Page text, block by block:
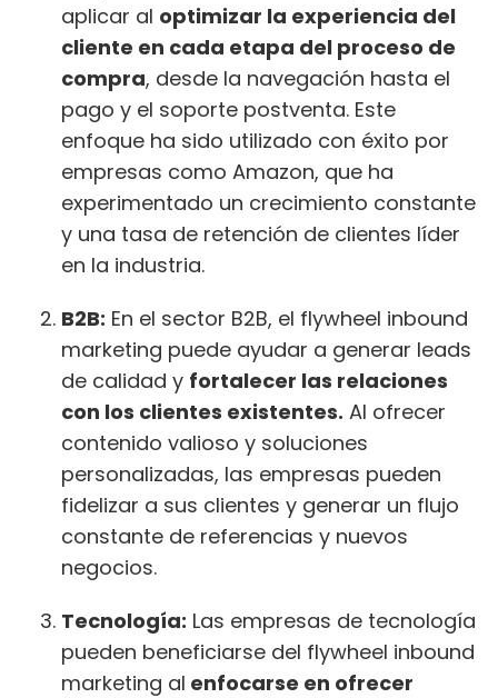
aplicar al optimizar la experiencia del
cliente en cada etapa del proceso de
compra, desde la navegación hasta el
pago y el soporte postventa. Este
enfoque ha sido utilizado con éxito por
empresas como Amazon, que ha
experimentado un crecimiento constante
y una tasa de retención de clientes líder
en la industria.
B2B: En el sector B2B, el flywheel inbound
marketing puede ayudar a generar leads
de calidad y fortalecer las relaciones
con los clientes existentes. Al ofrecer
contenido valioso y soluciones
personalizadas, las empresas pueden
fidelizar a sus clientes y generar un flujo
constante de referencias y nuevos
negocios.
Tecnología: Las empresas de tecnología
pueden beneficiarse del flywheel inbound
marketing al enfocarse en ofrecer